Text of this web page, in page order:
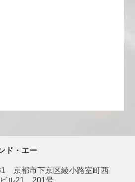
ド・エー
京都市下京区綾小路室町西